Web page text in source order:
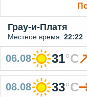
Грау-и-Платя
Местное время: 22:22
06.08 31°C
08.08 33°C